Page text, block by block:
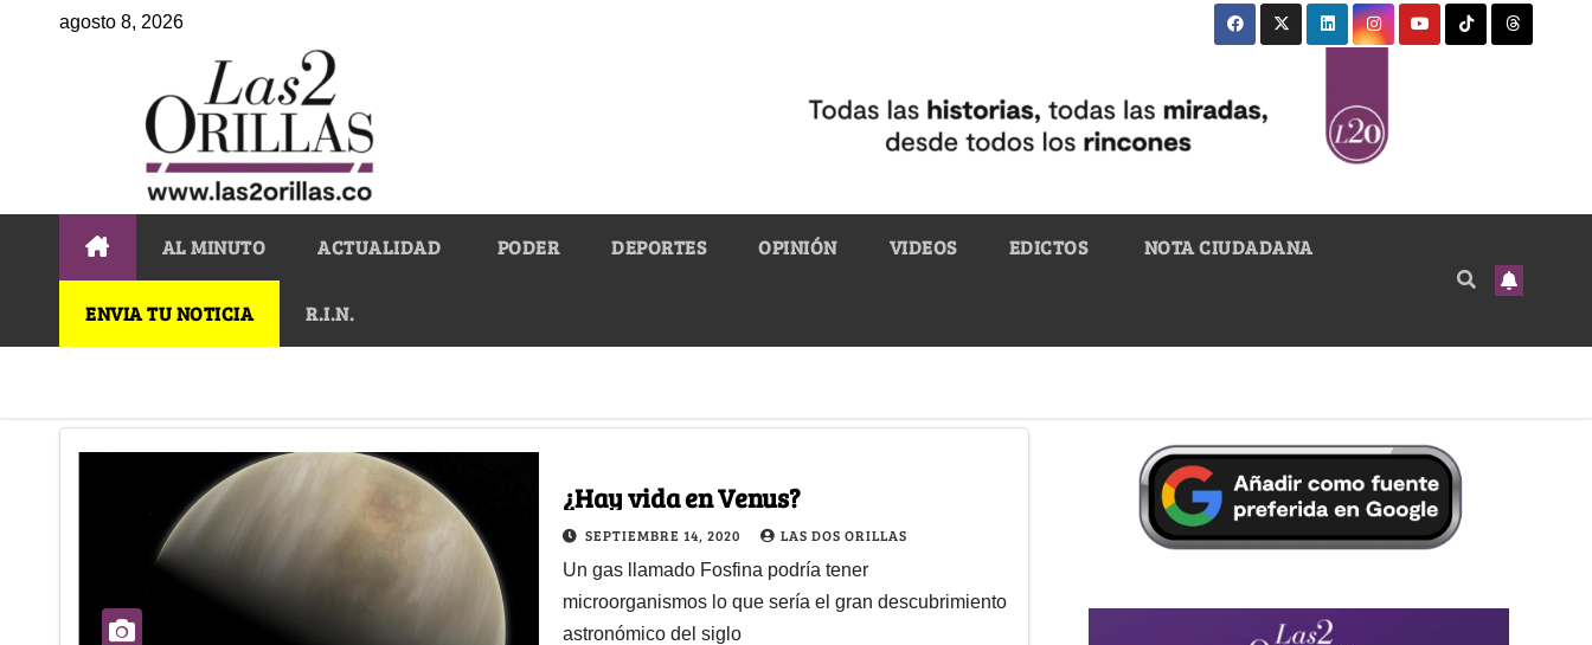
agosto 8, 2026
AL MINUTO ACTUALIDAD PODER DEPORTES OPINIÓN VIDEOS EDICTOS NOTA CIUDADANA
ENVIA TU NOTICIA R.I.N.
¿Hay vida en Venus?
SEPTIEMBRE 14, 2020 LAS DOS ORILLAS
Un gas llamado Fosfina podría tener
microorganismos lo que sería el gran descubrimiento
astronómico del siglo